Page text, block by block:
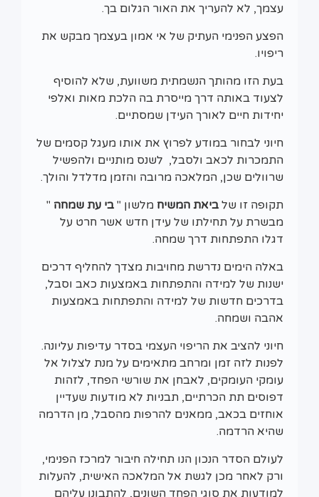
עצמך, לא להעריך את האור הגלום בך.
הפצע הפנימי העתיק של אי אמון בעצמך מבקש את
ריפויו.
בעת הזו מהותך הנשמתית משוועת, שלא להוסיף
לצעוד באותה דרך מייסרת בה הלכת מאות ואלפי
יחידות חיים לאורך העידן שמסתיים.
חיוני לבחור במודע לפרוץ את אותו מעגל קסמים של
התמכרות לכאב ולסבל, לשנס מותניים ולהפשיל
שרוולים שכן, המלאכה מרובה והזמן מדלדל והולך.
תקופה זו שלביאת המשיח מלשון "בי עת שמחה "
מבשרת על תחילתו של עידן חדש אשר חרט על
דגלו התפתחות דרך שמחה.
באלה הימים נדרשת מחויבות מצדך להחליף דרכים
ישנות של למידה והתפתחות באמצעות כאב וסבל,
בדרכים חדשות של למידה והתפתחות באמצעות
אהבה ושמחה.
חיוני להציב את הריפוי העצמי בסדר עדיפות עליונה.
לפנות לזה זמן ומרחב מתאימים על מנת לצלול אל
עומקי העומקים, לאבחן את שורשי הפחד, לזהות
דפוסים תת הכרתיים, תבניות לא מודעות שעדיין
אוחזים בכאב, ממאנים להרפות מהסבל, מן הדרמה
שהיא הרדמה.
לעולם הסדר הנכון הנו תחילה חיבור למרכז הפנימי,
ורק לאחר מכן לגשת אל המלאכה האישית, להעלות
למודעות את סוגי הפחד השונים, להתבונן עליהם